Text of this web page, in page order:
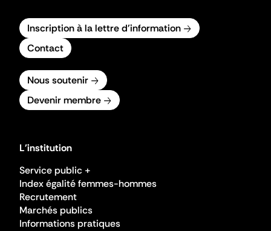
Inscription à la lettre d'information
Contact
Nous soutenir
Devenir membre
L'institution
Service public +
Index égalité femmes-hommes
Recrutement
Marchés publics
Informations pratiques